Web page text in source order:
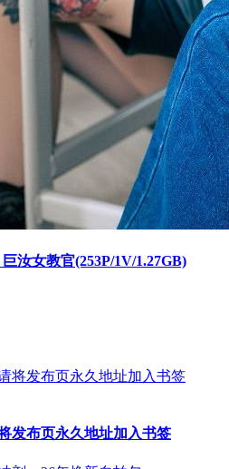
汝女教官(253P/1V/1.27GB)
发布页永久地址加入书签